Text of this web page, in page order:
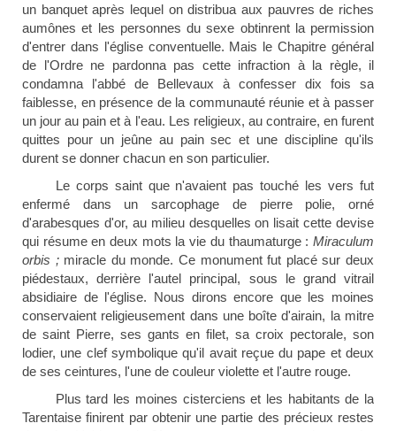
un banquet après lequel on distribua aux pauvres de riches
aumônes et les personnes du sexe obtinrent la permission
d'entrer dans l'église conventuelle. Mais le Chapitre général
de l'Ordre ne pardonna pas cette infraction à la règle, il
condamna l'abbé de Bellevaux à confesser dix fois sa
faiblesse, en présence de la communauté réunie et à passer
un jour au pain et à l'eau. Les religieux, au contraire, en furent
quittes pour un jeûne au pain sec et une discipline qu'ils
durent se donner chacun en son particulier.
Le corps saint que n'avaient pas touché les vers fut
enfermé dans un sarcophage de pierre polie, orné
d'arabesques d'or, au milieu desquelles on lisait cette devise
qui résume en deux mots la vie du thaumaturge : Miraculum
orbis ;miracle du monde. Ce monument fut placé sur deux
piédestaux, derrière l'autel principal, sous le grand vitrail
absidiaire de l'église. Nous dirons encore que les moines
conservaient religieusement dans une boîte d'airain, la mitre
de saint Pierre, ses gants en filet, sa croix pectorale, son
lodier, une clef symbolique qu'il avait reçue du pape et deux
de ses ceintures, l'une de couleur violette et l'autre rouge.
Plus tard les moines cisterciens et les habitants de la
Tarentaise finirent par obtenir une partie des précieux restes